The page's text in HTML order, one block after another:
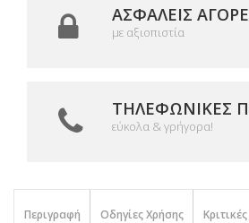
ΑΣΦΑΛΕΊΣ
με αξιοπιστία
ΤΗΛΕΦΩΝΙΚΈΣ
εύκολα & γρήγορα!
Περιγραφή Οδηγίες Χρήσης Κριτικές